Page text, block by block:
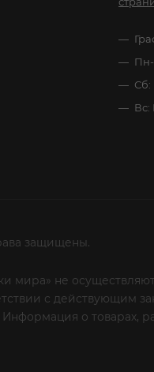
Пн-
Сб:
Вс:
защищены.
мира» не
с действующим
о товарах,